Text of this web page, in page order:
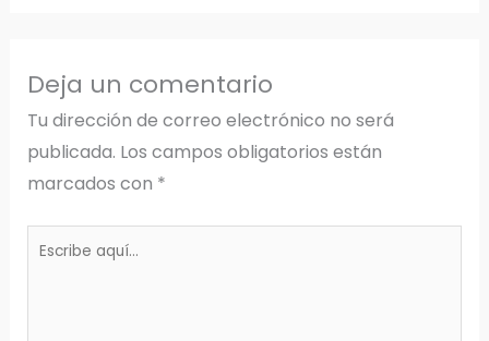
Deja un comentario
Tu dirección de correo electrónico no será
publicada. Los campos obligatorios están
marcados con *
Escribe